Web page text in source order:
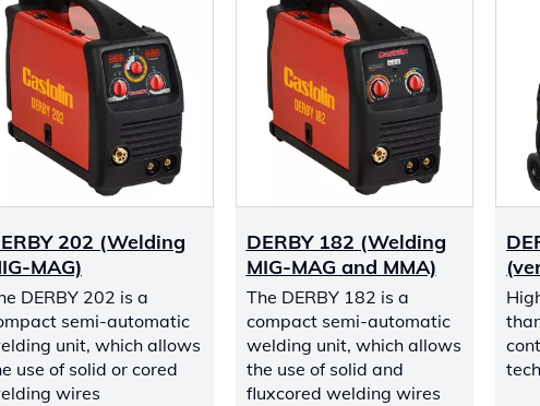
202 (Welding
MAG)
DERBY 202 is a
semi-automatic
unit, which allows
use of solid or cored
wires
DERBY 182 (Welding
MIG-MAG and MMA)
The DERBY 182 is a
compact semi-automatic
welding unit, which allows
the use of solid and
fluxcored welding wires